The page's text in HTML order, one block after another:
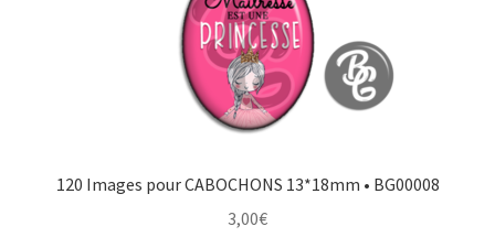
120 Images pour CABOCHONS 13*18mm • BG00008
3,00€